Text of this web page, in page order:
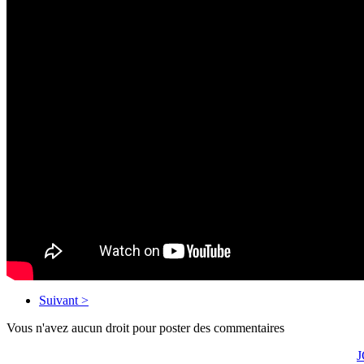
Suivant >
Vous n'avez aucun droit pour poster des commentaires